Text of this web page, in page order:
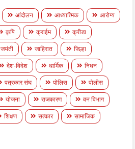
आंदोलन आध्यात्मिक
आरोग्य
कृषि क्राईम
क्रीडा
जयंती जाहिरात
जिल्हा
देश-विदेश धार्मिक
निधन
पत्रकार संघ पोलिस
पोलीस
योजना राजकारण
वन विभाग
शिक्षण सत्कार
सामाजिक